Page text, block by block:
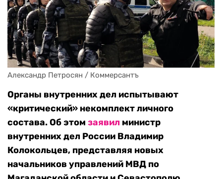
Александр Петросян / Коммерсантъ
Органы внутренних дел испытывают
«критический» некомплект личного
состава. Об этом заявил министр
внутренних дел России Владимир
Колокольцев, представляя новых
начальников управлений МВД по